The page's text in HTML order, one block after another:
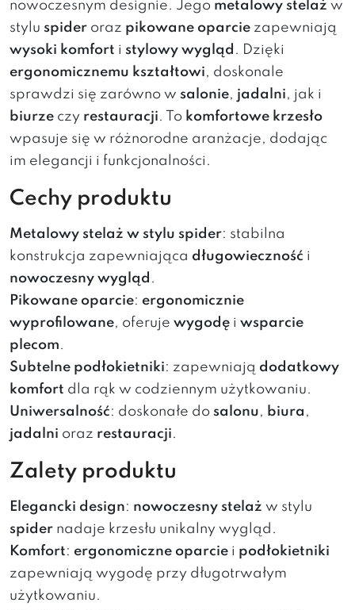
nowoczesnym designie. Jego metalowy stelaż w
stylu spider oraz pikowane oparcie zapewniają
wysoki komfort i stylowy wygląd . Dzięki
ergonomicznemu kształtowi, doskonale
sprawdzi się zarówno w salonie, jadalni, jak i
biurze czy restauracji. To komfortowe krzesło
wpasuje się w różnorodne aranżacje, dodając
im elegancji i funkcjonalności.
Cechy produktu
Metalowy stelaż w stylu spider: stabilna
konstrukcja zapewniająca długowieczność i
nowoczesny wygląd .
Pikowane oparcie: ergonomicznie
wyprofilowane, oferuje wygodę i wsparcie
plecom.
Subtelne podłokietniki: zapewniają dodatkowy
komfort dla rąk w codziennym użytkowaniu.
Uniwersalność: doskonałe do salonu, biura ,
jadalni oraz restauracji.
Zalety produktu
Elegancki design: nowoczesny stelaż w stylu
spider nadaje krzesłu unikalny wygląd.
Komfort: ergonomiczne oparcie i podłokietniki
zapewniają wygodę przy długotrwałym
użytkowaniu.